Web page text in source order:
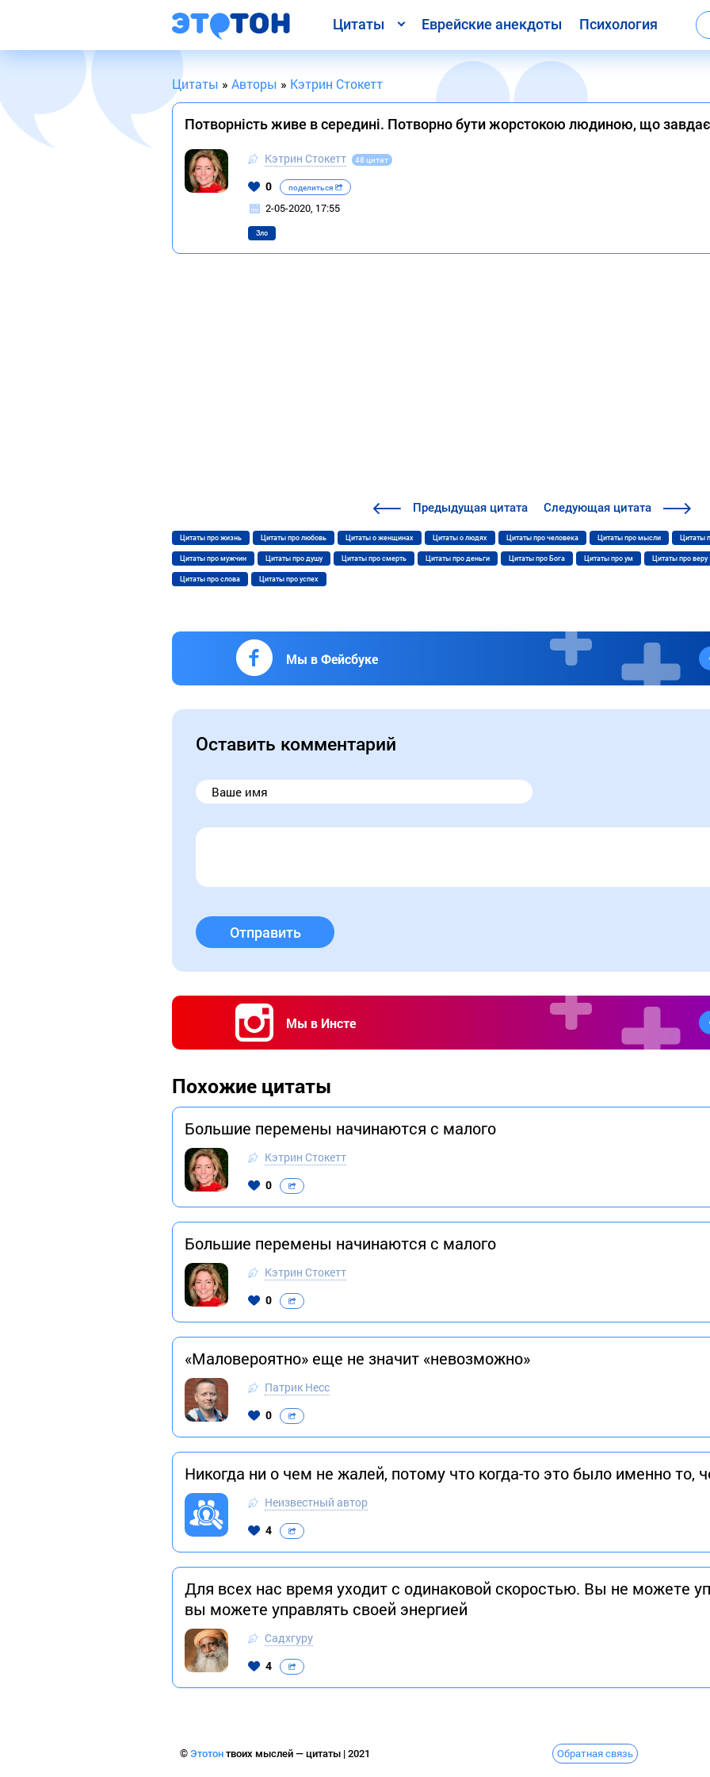
Цитаты Еврейские анекдоты Психология
Цитаты » Авторы » Кэтрин Стокетт
Потворність живе в середині. Потворно бути жорстокою людиною, що
Кэтрин Стокетт 48 цитат
0 поделиться
2-05-2020, 17:55
Зло
Предыдущая цитата Следующая цитата
Цитаты про жизнь Цитаты про любовь Цитаты о женщинах Цитаты о людях Цитаты про человека Цитаты про мысли Цитаты
Цитаты про мужчин Цитаты про душу Цитаты про смерть Цитаты про деньги Цитаты про Бога Цитаты про ум Цитаты про веру
Цитаты про слова Цитаты про успех
Мы в Фейсбуке
Оставить комментарий
Отправить
Мы в Инсте
Похожие цитаты
Большие перемены начинаются с малого
Кэтрин Стокетт
0
Большие перемены начинаются с малого
Кэтрин Стокетт
0
«Маловероятно» еще не значит «невозможно»
Патрик Несс
0
Никогда ни о чем не жалей, потому что когда-то это было именно то,
Неизвестный автор
4
Для всех нас время уходит с одинаковой скоростью. Вы не можете
вы можете управлять своей энергией
Садхгуру
4
Обратная связь
© Этотон твоих мыслей — цитаты | 2021